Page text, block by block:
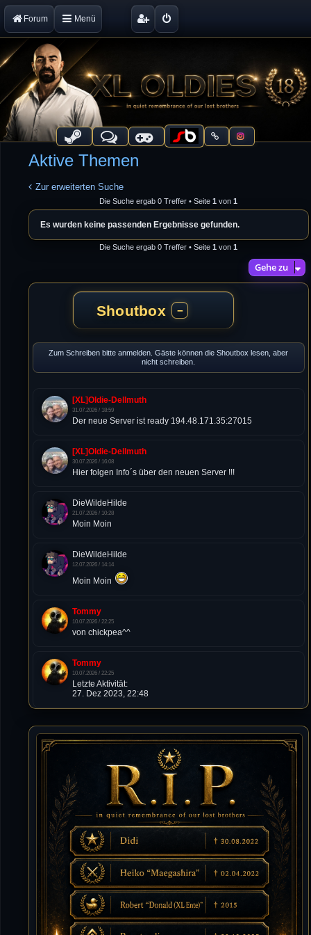
Forum Menü
Aktive Themen
Zur erweiterten Suche
Die Suche ergab 0 Treffer • Seite1 von1
Es wurden keine passenden Ergebnisse gefunden.
Die Suche ergab 0 Treffer • Seite1 von1
Gehe zu
Shoutbox −
Zum Schreiben bitte anmelden. Gäste können die Shoutbox lesen, aber
nicht schreiben.
[XL]Oldie-Dellmuth
31.07.2026 / 18:59
Der neue Server ist ready 194.48.171.35:27015
[XL]Oldie-Dellmuth
30.07.2026 / 16:08
Hier folgen Info´s über den neuen Server !!!
DieWildeHilde
21.07.2026 / 10:28
Moin Moin
DieWildeHilde
12.07.2026 / 14:14
Moin Moin
Tommy
10.07.2026 / 22:25
von chickpea^^
Tommy
10.07.2026 / 22:25
Letzte Aktivität:
27. Dez 2023, 22:48
DieWildeHilde
10.07.2026 / 12:48
Happy Birthday Chickpea
DieWildeHilde
10.07.2026 / 10:08
Hallo meine Lieben!
Isimiyaki
10.07.2026 / 00:34
Alles gute chickpea
Mojochilla
02.07.2026 / 15:53
Was geht aaaaaaaaaaaab